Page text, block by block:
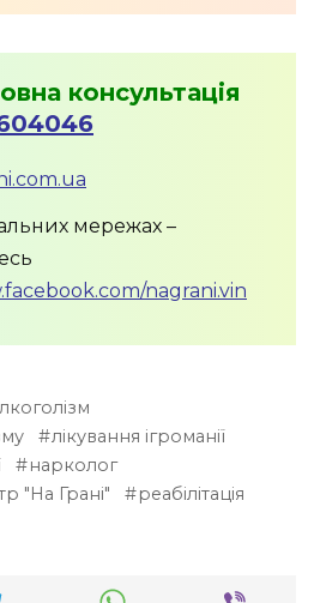
консультація
мережах –
nagrani.vin
лікування ігроманії
нарколог
"На Грані"
реабілітація